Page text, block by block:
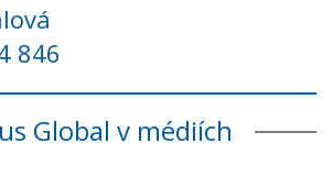
846
Global v médiích